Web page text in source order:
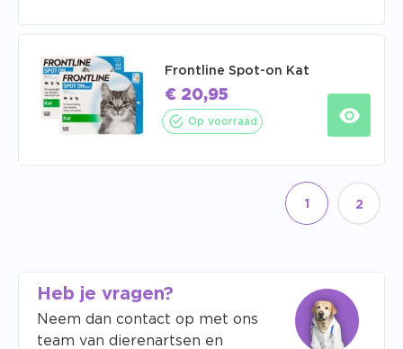
Frontline Spot-on Kat
€ 20,95
Op voorraad
1 2
Heb je vragen?
Neem dan contact op met ons
team van dierenartsen en